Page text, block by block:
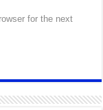
for the next